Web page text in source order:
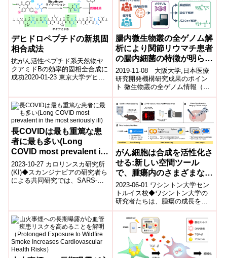
デヒドロペプチドの新規固
相合成法
抗がん活性ペプチド系天然物ヤ
クアミドBの効率的固相全合成に
成功2020-01-23 東京大学デヒド
結法...
腸内微生物叢の全ゲノム解
析により関節リウマチ患者
の腸内細菌の特徴が明らか
に
2019-11-08 大阪大学,日本医療
研究開発機構研究成果のポイン
ト 微生物叢の全ゲノム情報（メ
タゲノム※1）に対するショット
ガンシークエンス※2により、網
羅...
長COVIDは最も重篤な患
者に最も多い(Long
COVID most prevalent in
the most seriously ill)
2023-10-27 カロリンスカ研究所
(KI)◆スカンジナビアの研究者ら
による共同研究では、SARS-
がん細胞は合成を活性化さ
せる:新しい空間ツール
で、腫瘍内のさまざまな経
路を流れる栄養素の速さを
測定する(Cancer cells rev
up synthesis, compared
with neighbors:New
spatial tools measure
how fast nutrients are
flowing through different
pathways in a tumor)
2023-06-01 ワシントン大学セン
トルイス校◆ワシントン大学の
研究者たちは、腫瘍の成長を別
の次元で研究するための技術を
開発しました。彼らは新しい方
法を確立...